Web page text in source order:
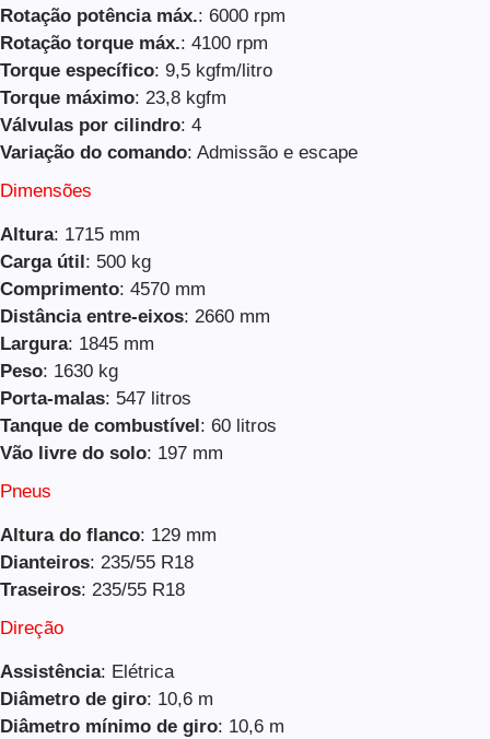
Rotação potência máx.: 6000 rpm
Rotação torque máx.: 4100 rpm
Torque específico: 9,5 kgfm/litro
Torque máximo: 23,8 kgfm
Válvulas por cilindro: 4
Variação do comando: Admissão e escape
Dimensões
Altura: 1715 mm
Carga útil: 500 kg
Comprimento: 4570 mm
Distância entre-eixos: 2660 mm
Largura: 1845 mm
Peso: 1630 kg
Porta-malas: 547 litros
Tanque de combustível: 60 litros
Vão livre do solo: 197 mm
Pneus
Altura do flanco: 129 mm
Dianteiros: 235/55 R18
Traseiros: 235/55 R18
Direção
Assistência: Elétrica
Diâmetro de giro: 10,6 m
Diâmetro mínimo de giro: 10,6 m